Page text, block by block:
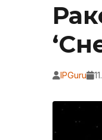
IPGuru